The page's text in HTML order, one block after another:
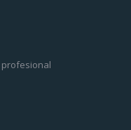
profesional